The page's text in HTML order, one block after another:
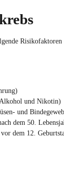
Risikofaktoren
Alkohol und Nikotin)
und
dem 50.
dem 12.